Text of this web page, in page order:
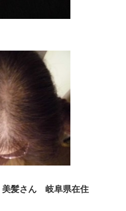
髪さん 岐阜県在住